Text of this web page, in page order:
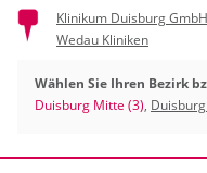
Klinikum Duisburg
Wedau Kliniken
Wählen Sie Ihren Bezirk
Duisburg Mitte (3),